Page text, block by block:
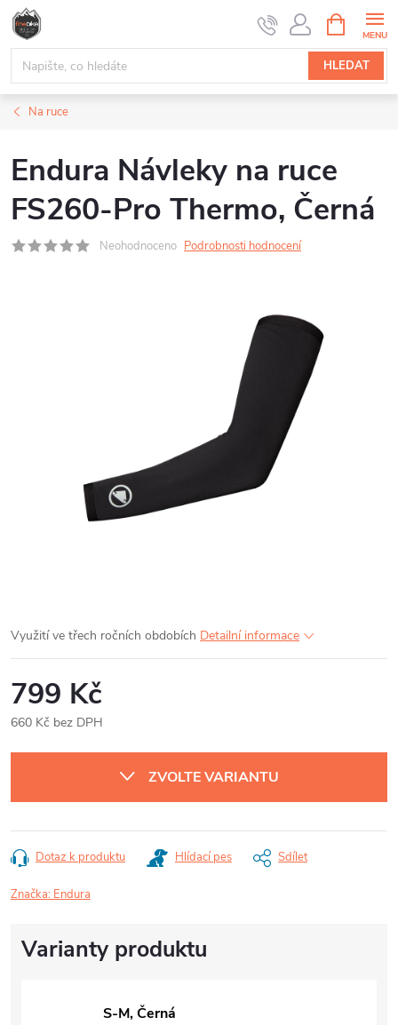
Přejít
obsah
HLEDAT
NÁKUPNÍ
KOŠÍK
Na ruce
Endura Návleky na ruce
FS260-Pro Thermo, Černá
Neohodnoceno Podrobnosti hodnocení
Využití ve třech ročních obdobích Detailní informace
799 Kč
660 Kč bez DPH
cena:
ZVOLTE VARIANTU
Dotaz k produktu Hlídací pes Sdílet
Značka: Endura
S-M, Černá